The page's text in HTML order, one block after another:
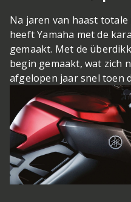
Na jaren van haast
heeft Yamaha met de
gemaakt. Met de
begin gemaakt, wat zich
afgelopen jaar snel toen